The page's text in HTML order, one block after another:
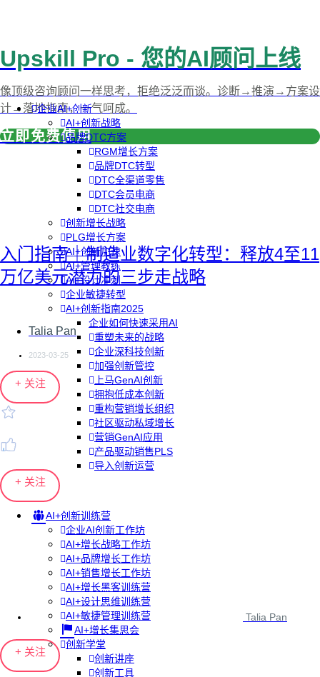
企业AI+创新
AI+创新战略
品牌DTC方案
RGM增长方案
品牌DTC转型
DTC全渠道零售
DTC会员电商
DTC社交电商
创新增长战略
PLG增长方案
AI+创新加速
AI+管理教练
AI+设计冲刺
企业敏捷转型
AI+创新指南2025
企业如何快速采用AI
重塑未来的战略
企业深科技创新
加强创新管控
上马GenAI创新
拥抱低成本创新
重构营销增长组织
社区驱动私域增长
营销GenAI应用
产品驱动销售PLS
导入创新运营
AI+创新训练营
企业AI创新工作坊
AI+增长战略工作坊
AI+品牌增长工作坊
AI+销售增长工作坊
AI+增长黑客训练营
AI+设计思维训练营
AI+敏捷管理训练营
AI+增长集思会
创新学堂
创新讲座
创新工具
Upskill Pro - 您的AI顾问上线
像顶级咨询顾问一样思考，拒绝泛泛而谈。诊断→推演→方案设
计→落地指南，一气呵成。
立即免费使用
入门指南｜制造业数字化转型：释放4至11
万亿美元潜力的三步走战略
Talia Pan
2023-03-25
+ 关注
+ 关注
Talia Pan
+ 关注